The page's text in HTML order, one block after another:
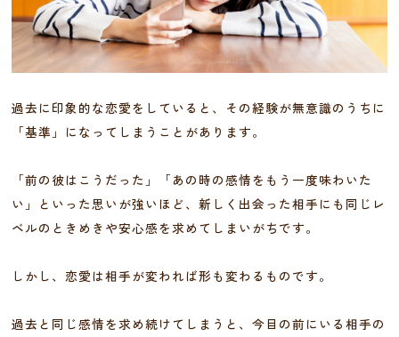
過去に印象的な恋愛をしていると、その経験が無意識のうちに
「基準」になってしまうことがあります。
「前の彼はこうだった」「あの時の感情をもう一度味わいた
い」といった思いが強いほど、新しく出会った相手にも同じレ
ベルのときめきや安心感を求めてしまいがちです。
しかし、恋愛は相手が変われば形も変わるものです。
過去と同じ感情を求め続けてしまうと、今目の前にいる相手の